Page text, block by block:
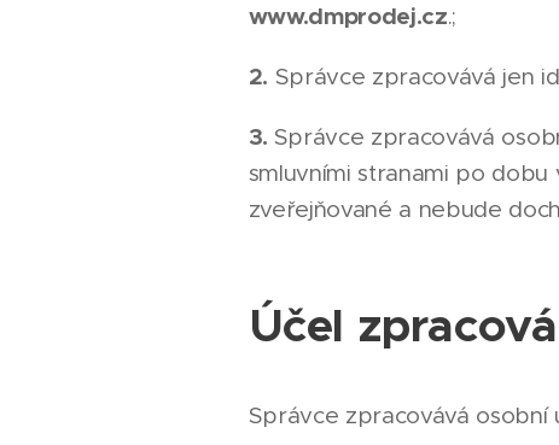
www.dmprodej.cz.;
2. Správce zpracovává jen
3. Správce zpracovává
smluvními stranami po
zveřejňované a nebude
Účel
Správce zpracovává osobní